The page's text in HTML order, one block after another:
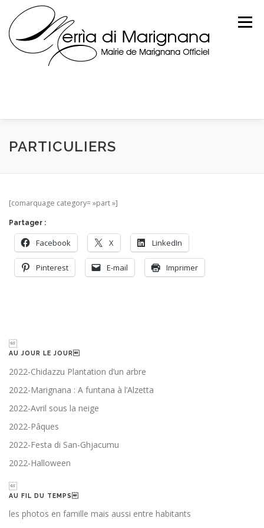
content
Menu
PARTICULIERS
[comarquage category= »part »]
Partager :
Facebook X LinkedIn
Pinterest E-mail Imprimer
AU JOUR LE JOUR
2022-Chidazzu Plantation d’un arbre
2022-Marignana : A funtana à l’Alzetta
2022-Avril sous la neige
2022-Pâques
2022-Festa di San-Ghjacumu
2022-Halloween
AU FIL DU TEMPS
les photos en famille mais aussi entre habitants